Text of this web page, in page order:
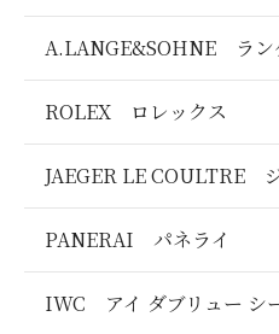
A.LANGE&SOHNE ラン
ROLEX ロレックス
JAEGER LE COULTRE
PANERAI パネライ
IWC アイ ダブリュー シ